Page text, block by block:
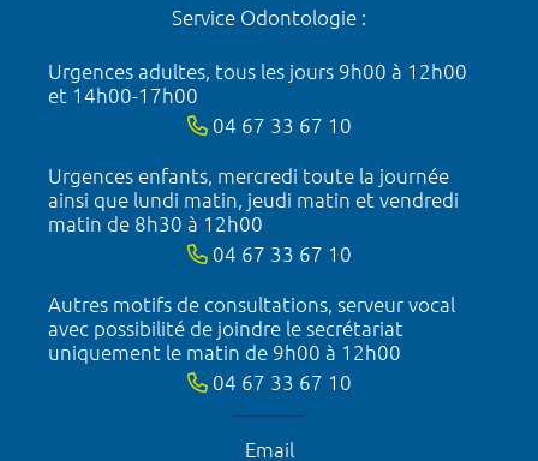
Service Odontologie :
Urgences adultes, tous les jours 9h00 à 12h00
et 14h00-17h00
04 67 33 67 10
Urgences enfants, mercredi toute la journée
ainsi que lundi matin, jeudi matin et vendredi
matin de 8h30 à 12h00
04 67 33 67 10
Autres motifs de consultations, serveur vocal
avec possibilité de joindre le secrétariat
uniquement le matin de 9h00 à 12h00
04 67 33 67 10
Email